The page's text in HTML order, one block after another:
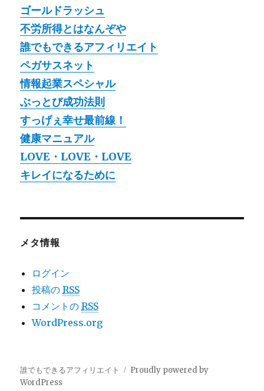
ゴールドラッシュ
不労所得とはなんぞや
誰でもできるアフィリエイト
ペガサスネット
情報起業スペシャル
ぶっとび成功法則
すっげぇ幸せ最前線！
健康マニュアル
LOVE・LOVE・LOVE
キレイになるために
メタ情報
ログイン
投稿のRSS
コメントのRSS
WordPress.org
誰でもできるアフィリエイト
Proudly powered by
WordPress